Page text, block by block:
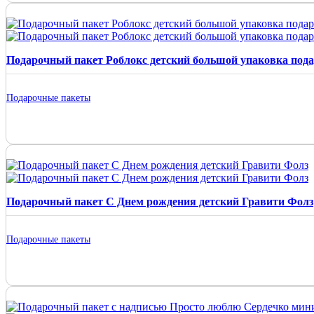
Подарочный пакет Роблокс детский большой упаковка
Подарочные пакеты
Подарочный пакет С Днем рождения детский Гравити Фолз
Подарочные пакеты